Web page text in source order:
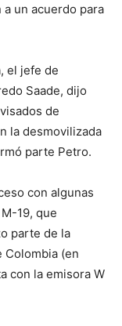
un acuerdo para
el jefe de
Saade, dijo
de
la desmovilizada
parte Petro.
con algunas
19, que
parte de la
Colombia (en
con la emisora W